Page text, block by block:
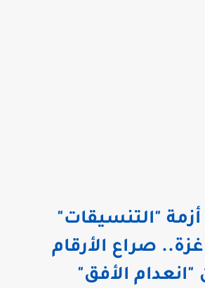
"التنسيقات"
صراع الأرقام
الأفق"